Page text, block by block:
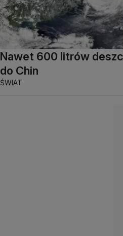
Nawet 600 litrów
do Chin
ŚWIAT